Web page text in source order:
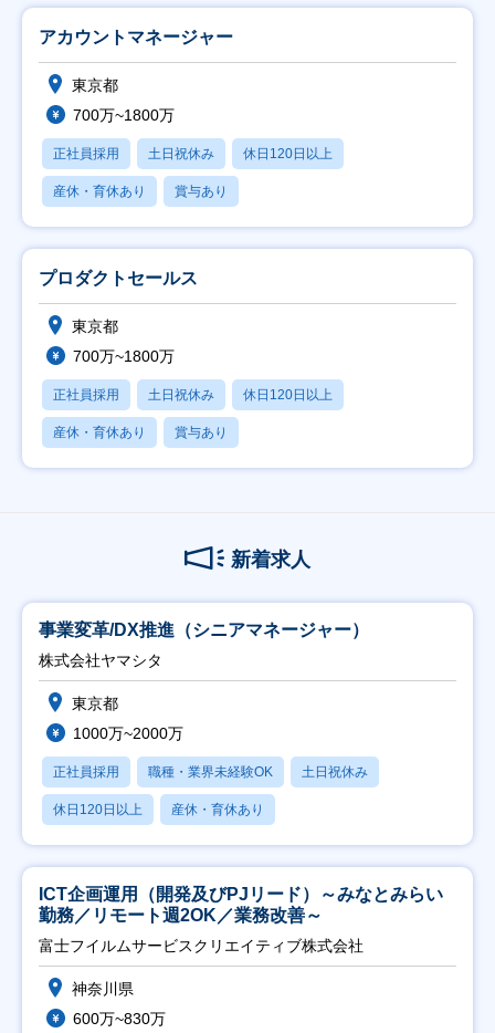
アカウントマネージャー
東京都
700万~1800万
正社員採用 土日祝休み 休日120日以上
産休・育休あり 賞与あり
プロダクトセールス
東京都
700万~1800万
正社員採用 土日祝休み 休日120日以上
産休・育休あり 賞与あり
新着求人
事業変革/DX推進（シニアマネージャー）
株式会社ヤマシタ
東京都
1000万~2000万
正社員採用 職種・業界未経験OK 土日祝休み
休日120日以上 産休・育休あり
ICT企画運用（開発及びPJリード）～みなとみらい
勤務／リモート週2OK／業務改善～
富士フイルムサービスクリエイティブ株式会社
神奈川県
600万~830万